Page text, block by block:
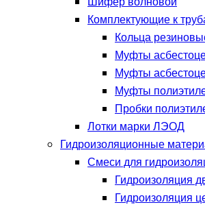
Комплектующие к
Кольца
Муфты
Муфты
Муфты
Пробки
Лотки марки ЛЭОД
Гидроизоляционные
Смеси для
Гидроизоляция
Гидроизоляция